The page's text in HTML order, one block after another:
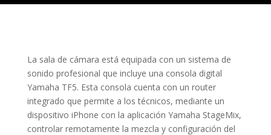
La sala de cámara está equipada con un sistema de
sonido profesional que incluye una consola digital
Yamaha TF5. Esta consola cuenta con un router
integrado que permite a los técnicos, mediante un
dispositivo iPhone con la aplicación Yamaha StageMix,
controlar remotamente la mezcla y configuración del